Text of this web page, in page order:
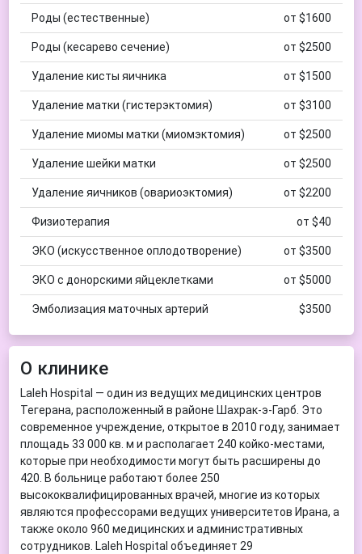
Роды (естественные) от $1600
Роды (кесарево сечение) от $2500
Удаление кисты яичника от $1500
Удаление матки (гистерэктомия) от $3100
Удаление миомы матки (миомэктомия) от $2500
Удаление шейки матки от $2500
Удаление яичников (овариоэктомия) от $2200
Физиотерапия от $40
ЭКО (искусственное оплодотворение) от $3500
ЭКО с донорскими яйцеклетками от $5000
Эмболизация маточных артерий $3500
О клинике
Laleh Hospital — один из ведущих медицинских центров
Тегерана, расположенный в районе Шахрак-э-Гарб. Это
современное учреждение, открытое в 2010 году, занимает
площадь 33 000 кв. м и располагает 240 койко-местами,
которые при необходимости могут быть расширены до
420. В больнице работают более 250
высококвалифицированных врачей, многие из которых
являются профессорами ведущих университетов Ирана, а
также около 960 медицинских и административных
сотрудников. Laleh Hospital объединяет 29